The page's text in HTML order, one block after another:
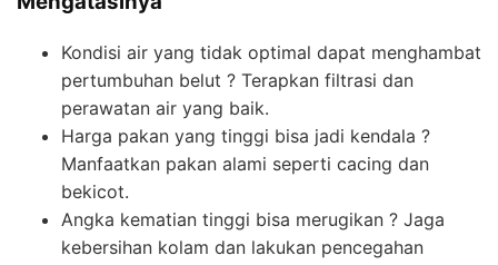
Kondisi air yang tidak optimal dapat menghambat
pertumbuhan belut ? Terapkan filtrasi dan
perawatan air yang baik.
Harga pakan yang tinggi bisa jadi kendala ?
Manfaatkan pakan alami seperti cacing dan
bekicot.
Angka kematian tinggi bisa merugikan ? Jaga
kebersihan kolam dan lakukan pencegahan